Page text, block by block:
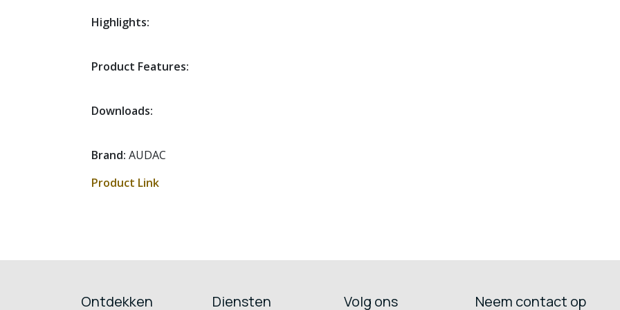
Highlights:
Product Features:
Downloads:
Brand: AUDAC
Product Link
Ontdekken Diensten Volg ons Neem contact op